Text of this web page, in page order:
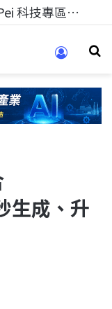
技專區!
生成、升